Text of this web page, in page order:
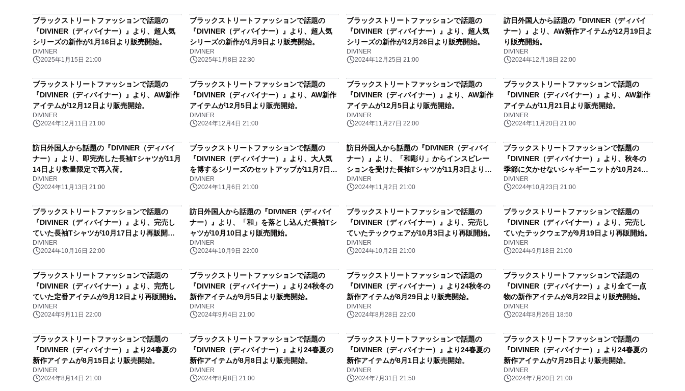
ブラックストリートファッションで話題の
『DIVINER（ディバイナー）』より、超人気
シリーズの新作が1月16日より販売開始。
DIVINER
2025年1月15日 21:00
ブラックストリートファッションで話題の
『DIVINER（ディバイナー）』より、超人気
シリーズの新作が1月9日より販売開始。
DIVINER
2025年1月8日 22:30
ブラックストリートファッションで話題の
『DIVINER（ディバイナー）』より、超人気
シリーズの新作が12月26日より販売開始。
DIVINER
2024年12月25日 21:00
訪日外国人から話題の『DIVINER（ディバイ
ナー）』より、AW新作アイテムが12月19日よ
り販売開始。
DIVINER
2024年12月18日 22:00
ブラックストリートファッションで話題の
『DIVINER（ディバイナー）』より、AW新作
アイテムが12月12日より販売開始。
DIVINER
2024年12月11日 21:00
ブラックストリートファッションで話題の
『DIVINER（ディバイナー）』より、AW新作
アイテムが12月5日より販売開始。
DIVINER
2024年12月4日 21:00
ブラックストリートファッションで話題の
『DIVINER（ディバイナー）』より、AW新作
アイテムが12月5日より販売開始。
DIVINER
2024年11月27日 22:00
ブラックストリートファッションで話題の
『DIVINER（ディバイナー）』より、AW新作
アイテムが11月21日より販売開始。
DIVINER
2024年11月20日 21:00
訪日外国人から話題の『DIVINER（ディバイ
ナー）』より、即完売した長袖Tシャツが11月
14日より数量限定で再入荷。
DIVINER
2024年11月13日 21:00
ブラックストリートファッションで話題の
『DIVINER（ディバイナー）』より、大人気
を博するシリーズのセットアップが11月7日よ
り販売開始。
DIVINER
2024年11月6日 21:00
訪日外国人から話題の『DIVINER（ディバイ
ナー）』より、「和彫り」からインスピレー
ションを受けた長袖Tシャツが11月3日より販
売開始。
DIVINER
2024年11月2日 21:00
ブラックストリートファッションで話題の
『DIVINER（ディバイナー）』より、秋冬の
季節に欠かせないシャギーニットが10月24日
より販売開始。
DIVINER
2024年10月23日 21:00
ブラックストリートファッションで話題の
『DIVINER（ディバイナー）』より、完売し
ていた長袖Tシャツが10月17日より再販開
始。
DIVINER
2024年10月16日 22:00
訪日外国人から話題の『DIVINER（ディバイ
ナー）』より、「和」を落とし込んだ長袖Tシ
ャツが10月10日より販売開始。
DIVINER
2024年10月9日 22:00
ブラックストリートファッションで話題の
『DIVINER（ディバイナー）』より、完売し
ていたテックウェアが10月3日より再販開始。
DIVINER
2024年10月2日 21:00
ブラックストリートファッションで話題の
『DIVINER（ディバイナー）』より、完売し
ていたテックウェアが9月19日より再販開始。
DIVINER
2024年9月18日 21:00
ブラックストリートファッションで話題の
『DIVINER（ディバイナー）』より、完売し
ていた定番アイテムが9月12日より再販開始。
DIVINER
2024年9月11日 22:00
ブラックストリートファッションで話題の
『DIVINER（ディバイナー）』より24秋冬の
新作アイテムが9月5日より販売開始。
DIVINER
2024年9月4日 21:00
ブラックストリートファッションで話題の
『DIVINER（ディバイナー）』より24秋冬の
新作アイテムが8月29日より販売開始。
DIVINER
2024年8月28日 22:00
ブラックストリートファッションで話題の
『DIVINER（ディバイナー）』より全て一点
物の新作アイテムが8月22日より販売開始。
DIVINER
2024年8月26日 18:50
ブラックストリートファッションで話題の
『DIVINER（ディバイナー）』より24春夏の
新作アイテムが8月15日より販売開始。
DIVINER
2024年8月14日 21:00
ブラックストリートファッションで話題の
『DIVINER（ディバイナー）』より24春夏の
新作アイテムが8月8日より販売開始。
DIVINER
2024年8月8日 21:00
ブラックストリートファッションで話題の
『DIVINER（ディバイナー）』より24春夏の
新作アイテムが8月1日より販売開始。
DIVINER
2024年7月31日 21:50
ブラックストリートファッションで話題の
『DIVINER（ディバイナー）』より24春夏の
新作アイテムが7月25日より販売開始。
DIVINER
2024年7月20日 21:00